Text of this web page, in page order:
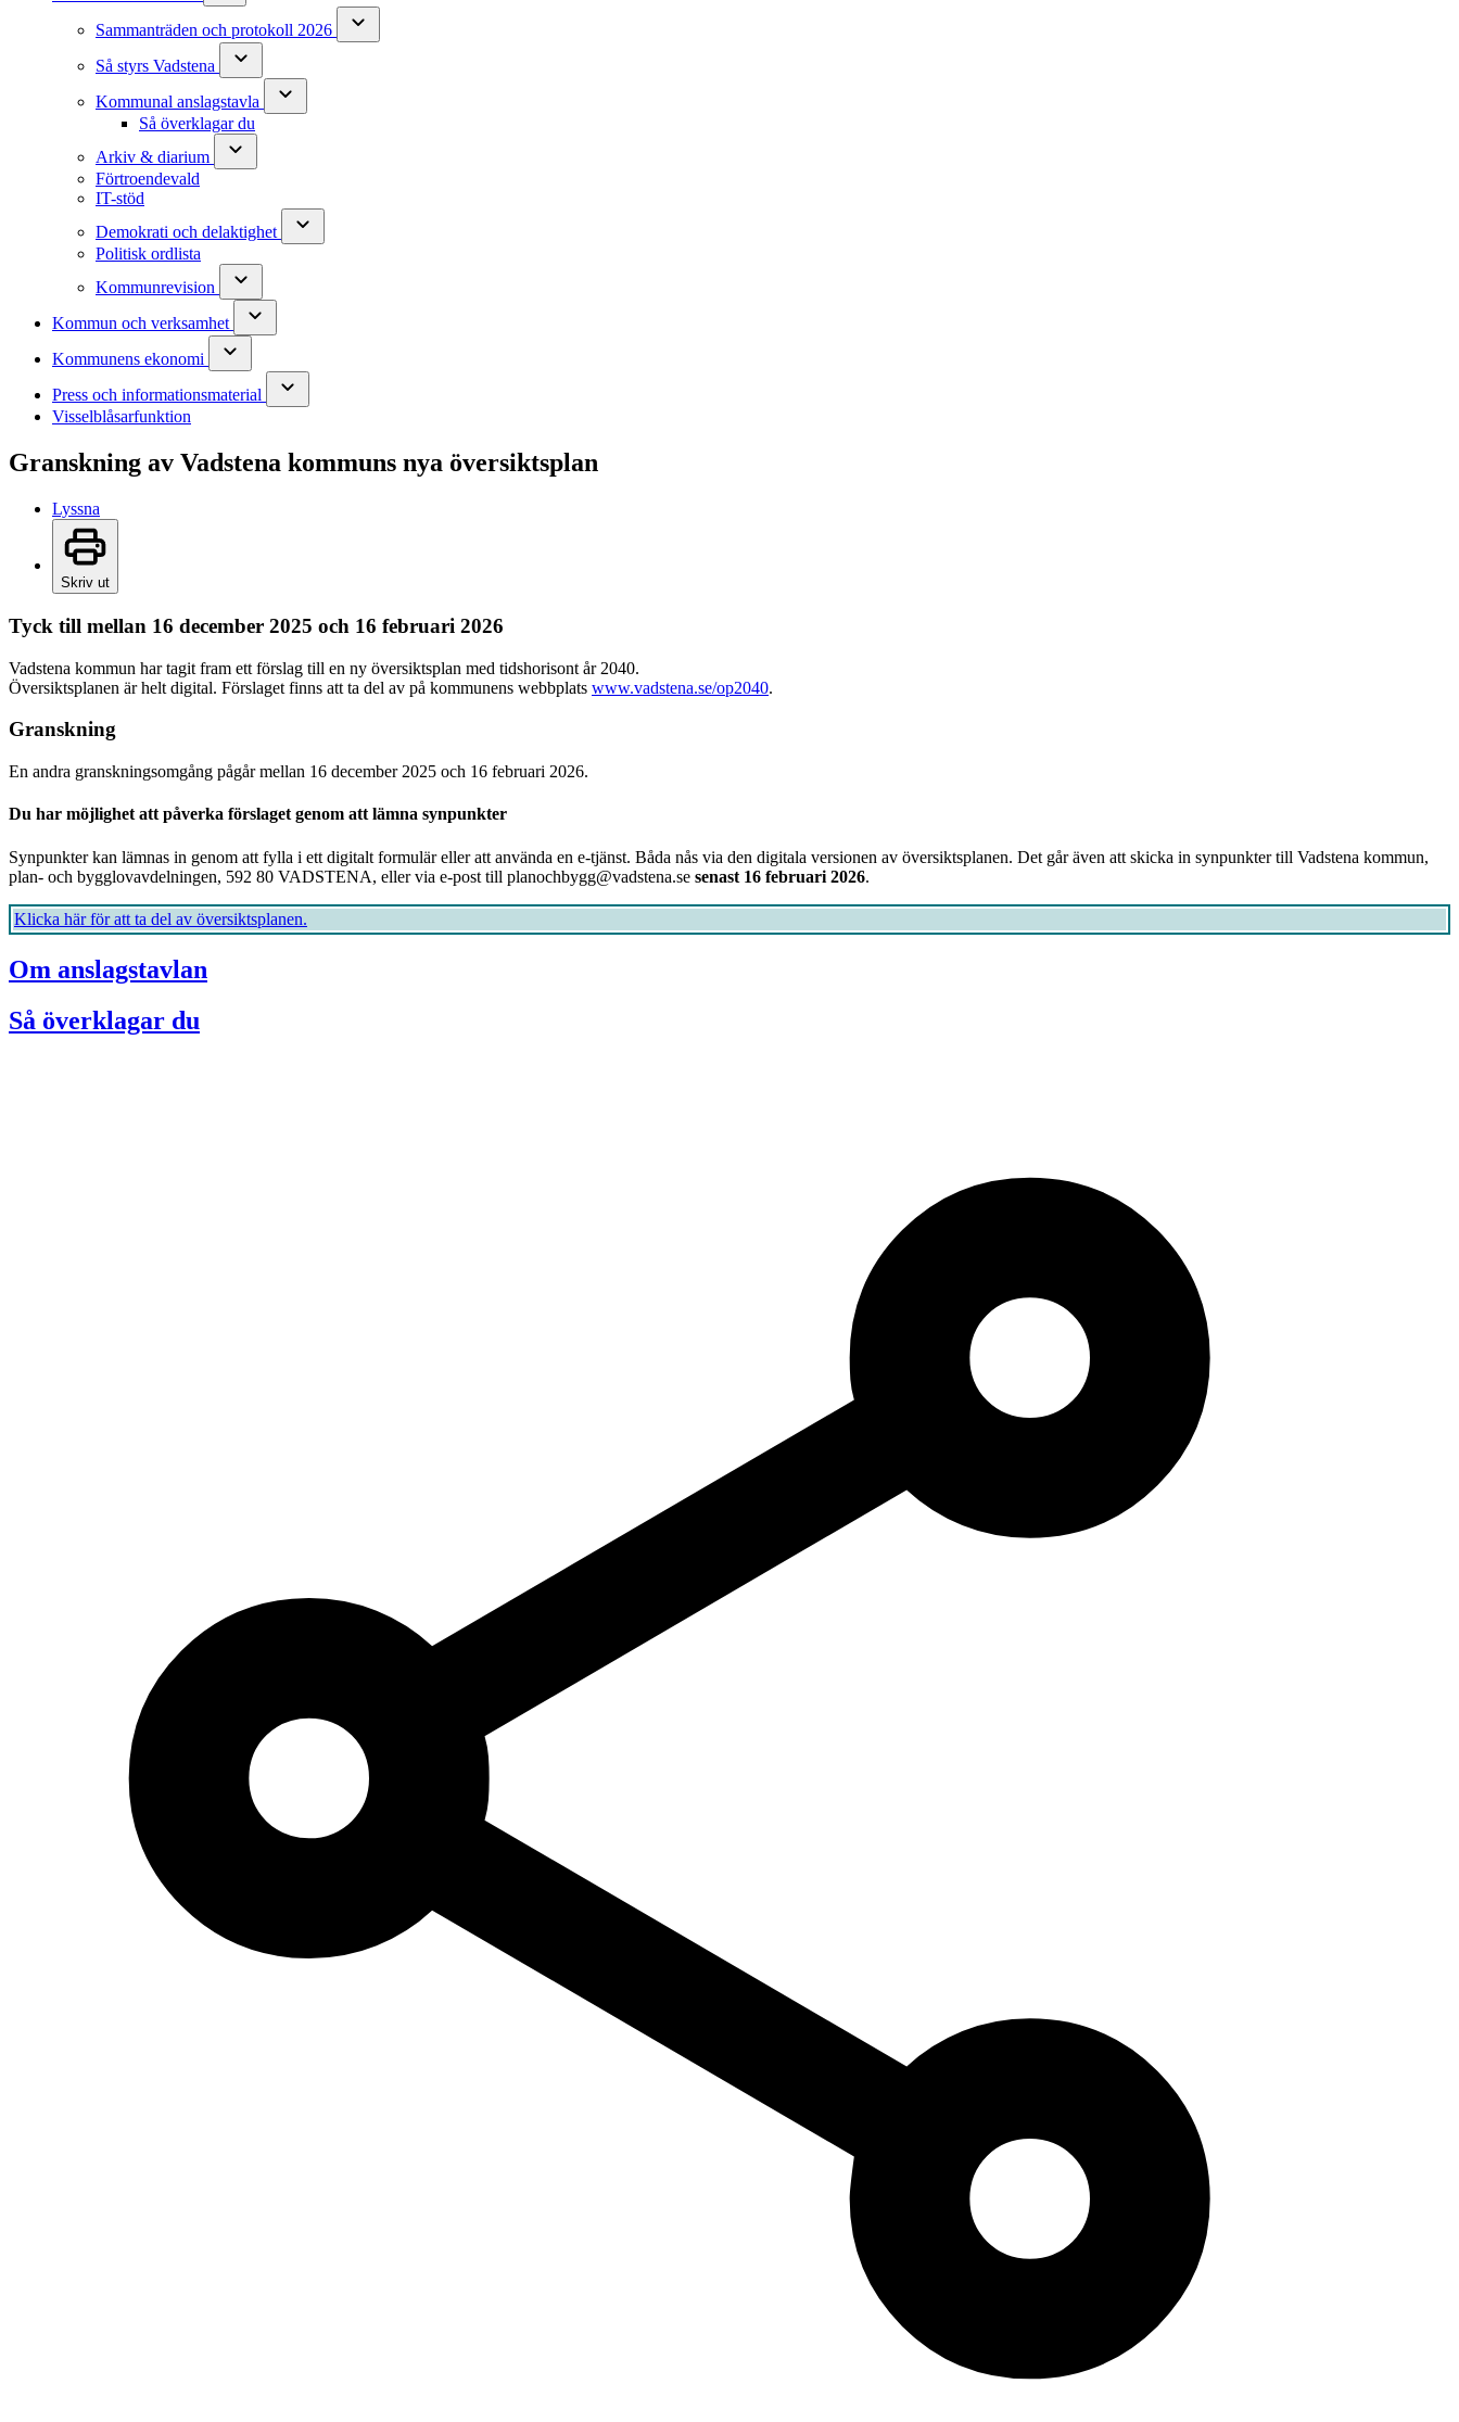
Sammanträden och protokoll 2026
Så styrs Vadstena
Kommunal anslagstavla
Så överklagar du
Arkiv & diarium
Förtroendevald
IT-stöd
Demokrati och delaktighet
Politisk ordlista
Kommunrevision
Kommun och verksamhet
Kommunens ekonomi
Press och informationsmaterial
Visselblåsarfunktion
Granskning av Vadstena kommuns nya översiktsplan
Lyssna
Skriv ut
Tyck till mellan 16 december 2025 och 16 februari 2026
Vadstena kommun har tagit fram ett förslag till en ny översiktsplan med tidshorisont år 2040.
Översiktsplanen är helt digital. Förslaget finns att ta del av på kommunens webbplats www.vadstena.se/op2040.
Granskning
En andra granskningsomgång pågår mellan 16 december 2025 och 16 februari 2026.
Du har möjlighet att påverka förslaget genom att lämna synpunkter
Synpunkter kan lämnas in genom att fylla i ett digitalt formulär eller att använda en e-tjänst. Båda nås via den digitala versionen av översiktsplanen. Det går även att skicka in synpunkter till Vadstena kommun,
plan- och bygglovavdelningen, 592 80 VADSTENA, eller via e-post till planochbygg@vadstena.se senast 16 februari 2026.
Klicka här för att ta del av översiktsplanen.
Om anslagstavlan
Så överklagar du